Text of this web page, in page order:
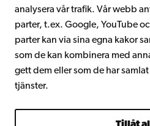
analysera vår trafik. Vår webb
parter, t.ex. Google, YouTube
parter kan via sina egna kakor
som de kan kombinera med
gett dem eller som de har
tjänster.
Facebook InstagramYouTube LinkedIn